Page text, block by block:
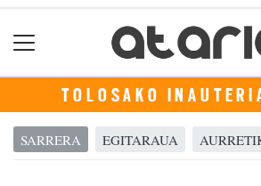
TOLOSAKO
SARRERA EGITARAUA